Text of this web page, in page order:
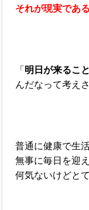
それが現実である
「 明日が来るこ
んだなって考え
普通に健康で生
無事に毎日を迎
何気ないけどと